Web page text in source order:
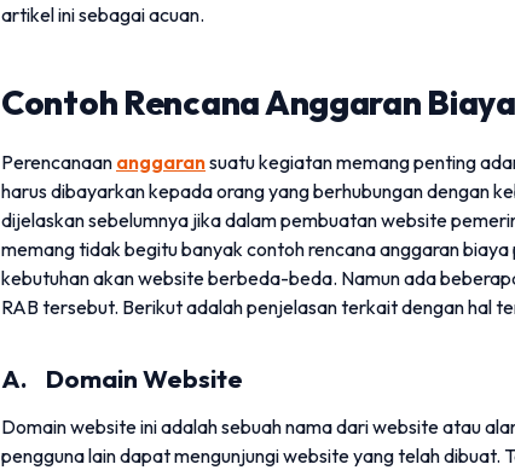
artikel ini sebagai acuan.
Contoh Rencana Anggaran
Perencanaan anggaransuatu kegiatan memang penting
harus dibayarkan kepada orang yang berhubungan dengan
dijelaskan sebelumnya jika dalam pembuatan website
memang tidak begitu banyak contoh rencana anggaran
kebutuhan akan website berbeda-beda. Namun ada
RAB tersebut. Berikut adalah penjelasan terkait dengan hal
A. Domain Website
Domain website ini adalah sebuah nama dari website atau
pengguna lain dapat mengunjungi website yang telah dibuat.